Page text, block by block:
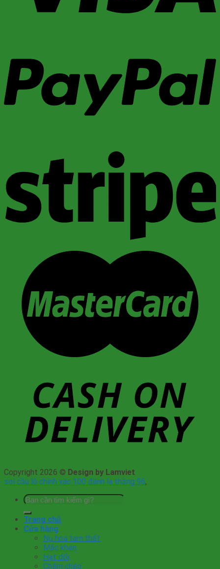
Copyright 2026 © Design by Lamviet
soi cầu lô chính xác 100 đánh la thắng 96,
Tìm
kiếm:
Trang chủ
Cửa hàng
Nụ hoa tam thất
Mắc khén
Hạt dổi
Chẩm chéo